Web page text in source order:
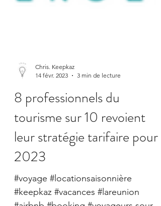
Chris. Keepkaz
14 févr. 2023
3 min de lecture
8 professionnels du
tourisme sur 10 revoient
leur stratégie tarifaire pour
2023
#voyage #locationsaisonnière